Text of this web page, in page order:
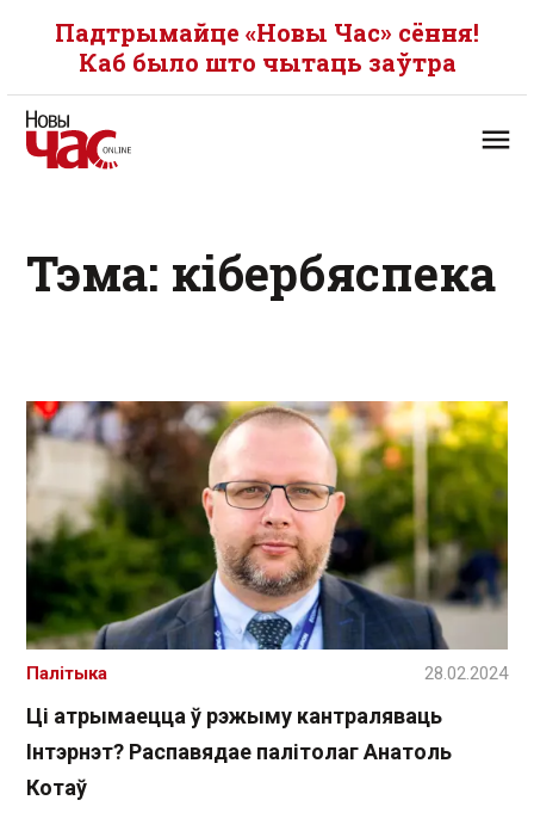
Падтрымайце «Новы Час» сёння!
Каб было што чытаць заўтра
Тэма: кібербяспека
Ці атрымаецца ў рэжыму кантраляваць
Інтэрнэт? Распавядае палітолаг Анатоль
Котаў
Палітыка 28.02.2024